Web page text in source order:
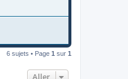
6 sujets • Page 1 sur 1
Aller